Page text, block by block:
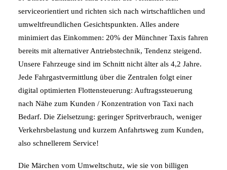
serviceorientiert und richten sich nach wirtschaftlichen und
umweltfreundlichen Gesichtspunkten. Alles andere
minimiert das Einkommen: 20% der Münchner Taxis fahren
bereits mit alternativer Antriebstechnik, Tendenz steigend.
Unsere Fahrzeuge sind im Schnitt nicht älter als 4,2 Jahre.
Jede Fahrgastvermittlung über die Zentralen folgt einer
digital optimierten Flottensteuerung: Auftragssteuerung
nach Nähe zum Kunden / Konzentration von Taxi nach
Bedarf. Die Zielsetzung: geringer Spritverbrauch, weniger
Verkehrsbelastung und kurzem Anfahrtsweg zum Kunden,
also schnellerem Service!
Die Märchen vom Umweltschutz, wie sie von billigen